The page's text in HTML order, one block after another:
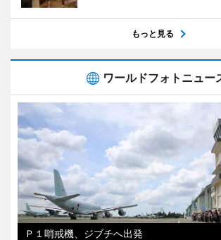
もっと見る
ワールドフォトニュー
Ｐ１哨戒機、ジブチへ出発